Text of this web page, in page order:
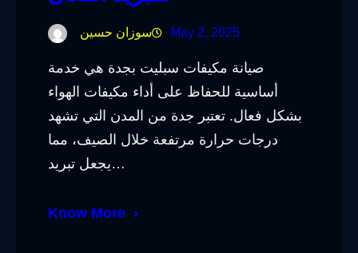
سوزان حسين May 2, 2025
صيانة مكيفات سبليت بجدة هي خدمة
أساسية للحفاظ على أداء مكيفات الهواء
بشكل فعال. تعتبر جدة من المدن التي تشهد
درجات حرارة مرتفعة خلال الصيف، مما
يجعل تبريد…
Know More